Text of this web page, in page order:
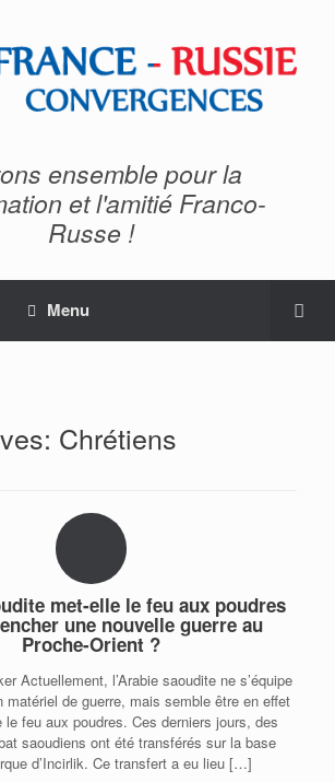
ensemble pour la
et l'amitié Franco-
Russe !
Menu
Chrétiens
met-elle le feu aux poudres
une nouvelle guerre au
Proche-Orient ?
Actuellement, l’Arabie saoudite ne s’équipe
matériel de guerre, mais semble être en effet
le feu aux poudres. Ces derniers jours, des
saoudiens ont été transférés sur la base
d’Incirlik. Ce transfert a eu lieu […]